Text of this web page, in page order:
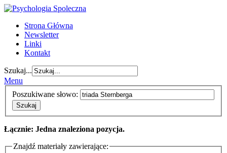
Strona Główna
Newsletter
Linki
Kontakt
Szukaj...
Menu
Poszukiwane słowo:
Szukaj
Łącznie: Jedna znaleziona pozycja.
Znajdź materiały zawierające: